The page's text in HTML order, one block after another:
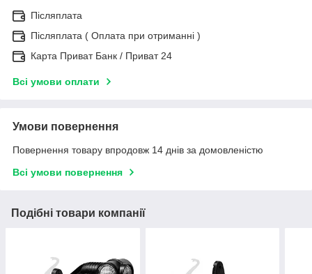
Післяплата
Післяплата ( Оплата при отриманні )
Карта Приват Банк / Приват 24
Всі умови оплати
Умови повернення
Повернення товару впродовж 14 днів за домовленістю
Всі умови повернення
Подібні товари компанії